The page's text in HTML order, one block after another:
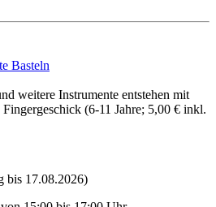
Basteln
weitere Instrumente entstehen mit
(6-11 Jahre; 5,00 € inkl.
bis 17.08.2026)